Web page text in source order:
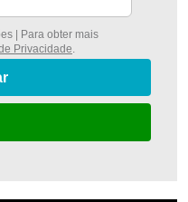
| Para obter mais
Privacidade